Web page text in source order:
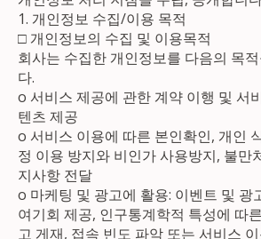
1. 개인정보 수집/이용 목적
□ 개인정보의 수집 및 이용목적
회사는 수집한 개인정보를 다음의 목
다.
ο 서비스 제공에 관한 계약 이행 및 서
텐츠 제공
ο 서비스 이용에 따른 본인확인, 개인
정 이용 방지와 비인가 사용방지, 불만
지사항 전달
ο 마케팅 및 광고에 활용: 이벤트 및 광
여기회 제공, 인구통계학적 특성에 따
고 게재, 접속 빈도 파악 또는 서비스